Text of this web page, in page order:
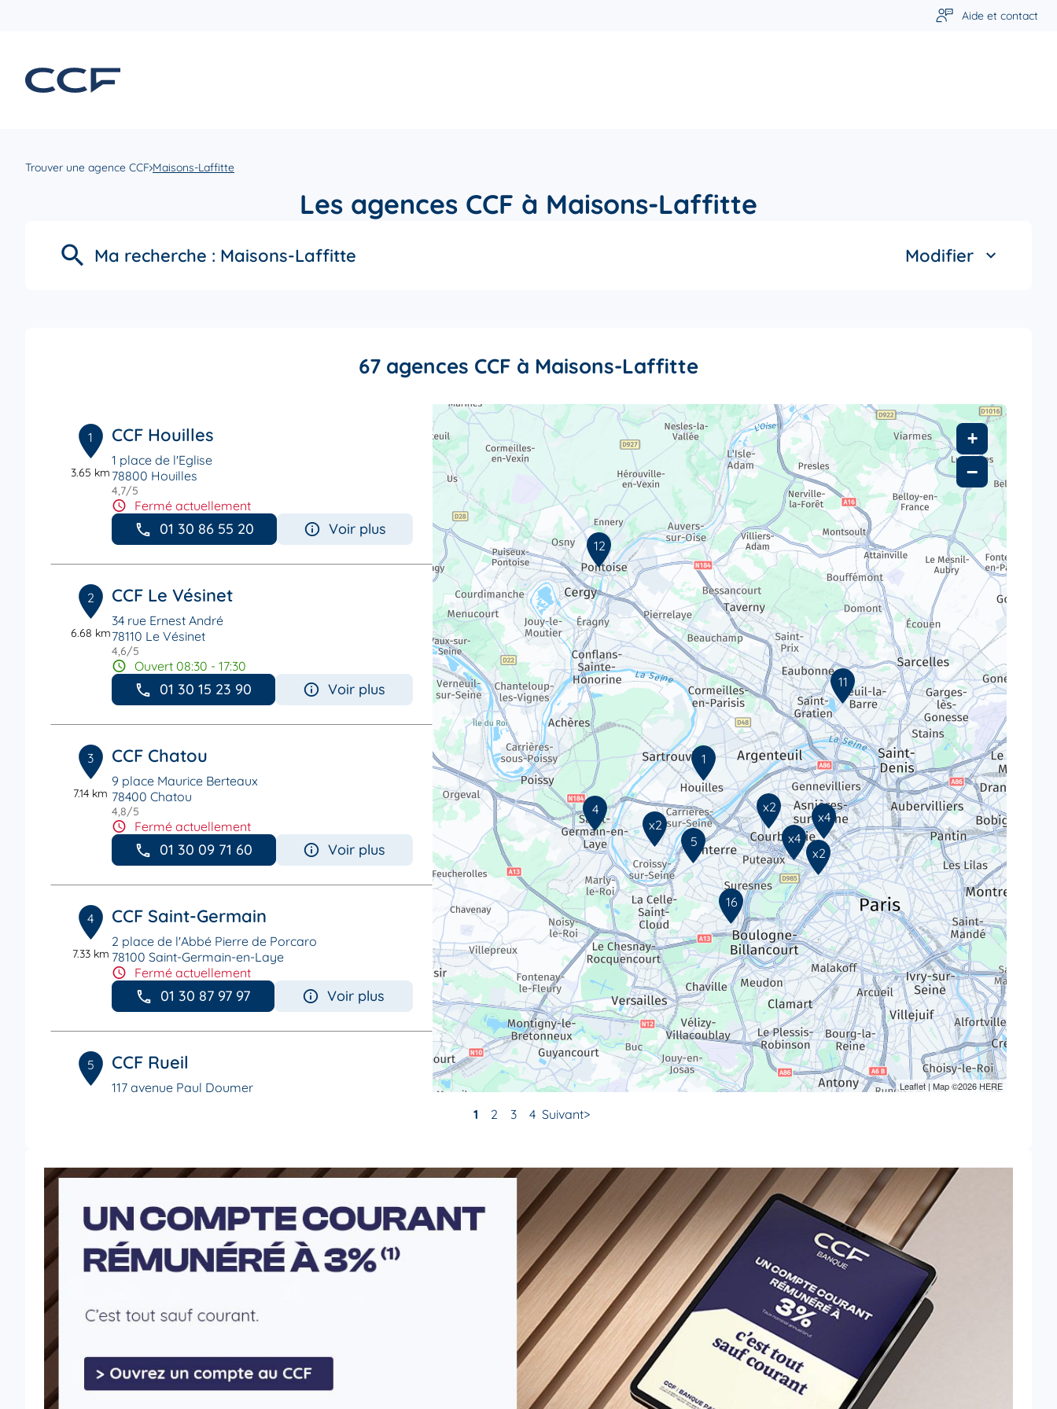
Aide et contact
Trouver une agence CCF Maisons-Laffitte
Les agences CCF à Maisons-Laffitte
Ma recherche : Maisons-Laffitte Modifier
67 agences CCF à Maisons-Laffitte
1
3.65 km
CCF Houilles
1 place de l'Eglise
78800 Houilles
4,7/5
Fermé actuellement
01 30 86 55 20 Voir plus
2
6.68 km
CCF Le Vésinet
34 rue Ernest André
78110 Le Vésinet
4,6/5
Ouvert 08:30 - 17:30
01 30 15 23 90 Voir plus
3
7.14 km
CCF Chatou
9 place Maurice Berteaux
78400 Chatou
4,8/5
Fermé actuellement
01 30 09 71 60 Voir plus
4
7.33 km
CCF Saint-Germain
2 place de l'Abbé Pierre de Porcaro
78100 Saint-Germain-en-Laye
Fermé actuellement
01 30 87 97 97 Voir plus
5 CCF Rueil
117 avenue Paul Doumer
6
8.51 km
CCF La Garenne-Colombes
10 Rond Point du Souvenir Français
92250 La Garenne-Colombes
Fermé actuellement
7
9.2 km
CCF La Défense
7 place de la Défense
92400 Courbevoie
12
11
16
x2
1
x4
x4
x2
5
4
x2
+
−
Leaflet| Map ©2026HERE
1 2 3 4 Suivant